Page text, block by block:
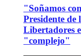
"Soñamos
Presidente
Libertadores
"complejo"